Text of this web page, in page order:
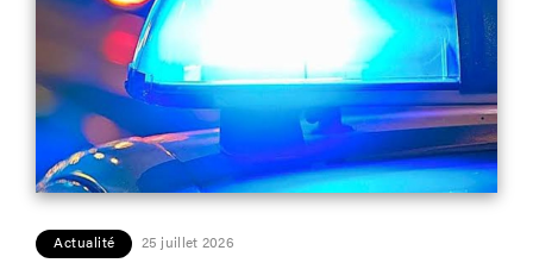
Actualité 25 juillet 2026